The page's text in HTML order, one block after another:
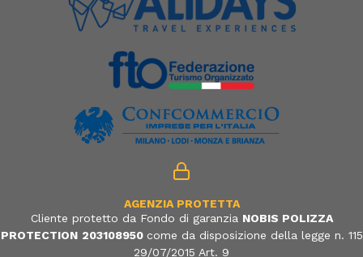
AGENZIA PROTETTA
Cliente protetto da Fondo di garanzia NOBIS POLIZZA
PROTECTION 203108950 come da disposizione della legge n. 115
29/07/2015 Art. 9